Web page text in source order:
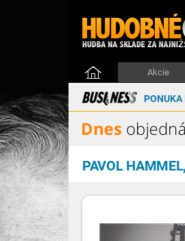
Akcie
PONUKA
PAVOL